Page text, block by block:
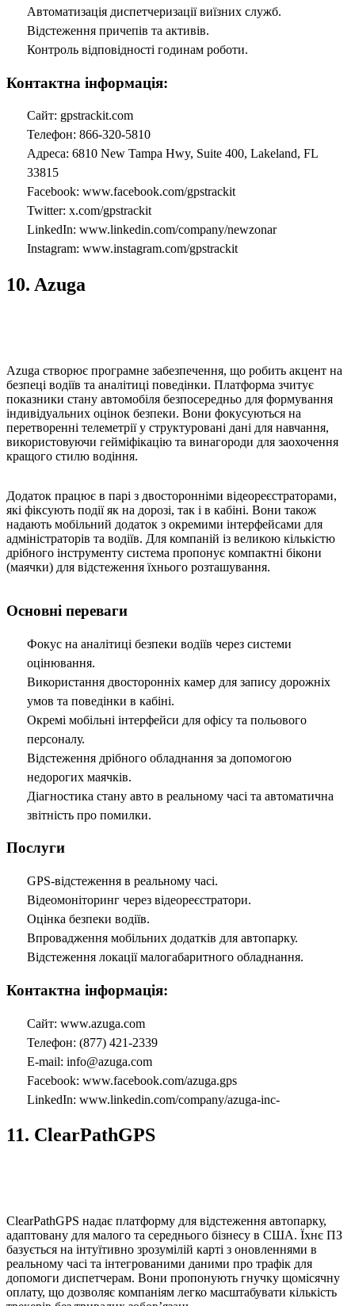
Автоматизація диспетчеризації виїзних служб.
Відстеження причепів та активів.
Контроль відповідності годинам роботи.
Контактна інформація:
Сайт: gpstrackit.com
Телефон: 866-320-5810
Адреса: 6810 New Tampa Hwy, Suite 400, Lakeland, FL
33815
Facebook: www.facebook.com/gpstrackit
Twitter: x.com/gpstrackit
LinkedIn: www.linkedin.com/company/newzonar
Instagram: www.instagram.com/gpstrackit
10. Azuga
Azuga створює програмне забезпечення, що робить акцент на
безпеці водіїв та аналітиці поведінки. Платформа зчитує
показники стану автомобіля безпосередньо для формування
індивідуальних оцінок безпеки. Вони фокусуються на
перетворенні телеметрії у структуровані дані для навчання,
використовуючи гейміфікацію та винагороди для заохочення
кращого стилю водіння.
Додаток працює в парі з двосторонніми відеореєстраторами,
які фіксують події як на дорозі, так і в кабіні. Вони також
надають мобільний додаток з окремими інтерфейсами для
адміністраторів та водіїв. Для компаній із великою кількістю
дрібного інструменту система пропонує компактні бікони
(маячки) для відстеження їхнього розташування.
Основні переваги
Фокус на аналітиці безпеки водіїв через системи
оцінювання.
Використання двосторонніх камер для запису дорожніх
умов та поведінки в кабіні.
Окремі мобільні інтерфейси для офісу та польового
персоналу.
Відстеження дрібного обладнання за допомогою
недорогих маячків.
Діагностика стану авто в реальному часі та автоматична
звітність про помилки.
Послуги
GPS-відстеження в реальному часі.
Відеомоніторинг через відеореєстратори.
Оцінка безпеки водіїв.
Впровадження мобільних додатків для автопарку.
Відстеження локації малогабаритного обладнання.
Контактна інформація:
Сайт: www.azuga.com
Телефон: (877) 421-2339
E-mail: info@azuga.com
Facebook: www.facebook.com/azuga.gps
LinkedIn: www.linkedin.com/company/azuga-inc-
11. ClearPathGPS
ClearPathGPS надає платформу для відстеження автопарку,
адаптовану для малого та середнього бізнесу в США. Їхнє ПЗ
базується на інтуїтивно зрозумілій карті з оновленнями в
реальному часі та інтегрованими даними про трафік для
допомоги диспетчерам. Вони пропонують гнучку щомісячну
оплату, що дозволяє компаніям легко масштабувати кількість